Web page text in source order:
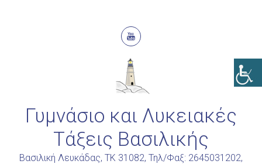
Γυμνάσιο και Λυκειακές
Τάξεις Βασιλικής
Βασιλική Λευκάδας, ΤΚ 31082, Τηλ/Φαξ: 2645031202,